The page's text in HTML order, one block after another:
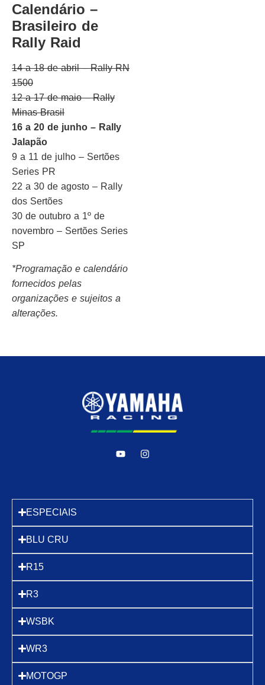
Calendário –
Brasileiro de
Rally Raid
14 a 18 de abril – Rally RN
1500
12 a 17 de maio – Rally
Minas Brasil
16 a 20 de junho – Rally
Jalapão
9 a 11 de julho – Sertões
Series PR
22 a 30 de agosto – Rally
dos Sertões
30 de outubro a 1º de
novembro – Sertões Series
SP
*Programação e calendário
fornecidos pelas
organizações e sujeitos a
alterações.
ESPECIAIS
BLU CRU
R15
R3
WSBK
WR3
MOTOGP